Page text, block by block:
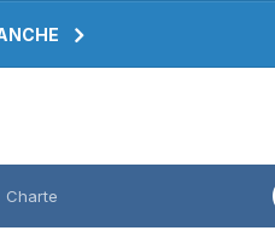
Charte